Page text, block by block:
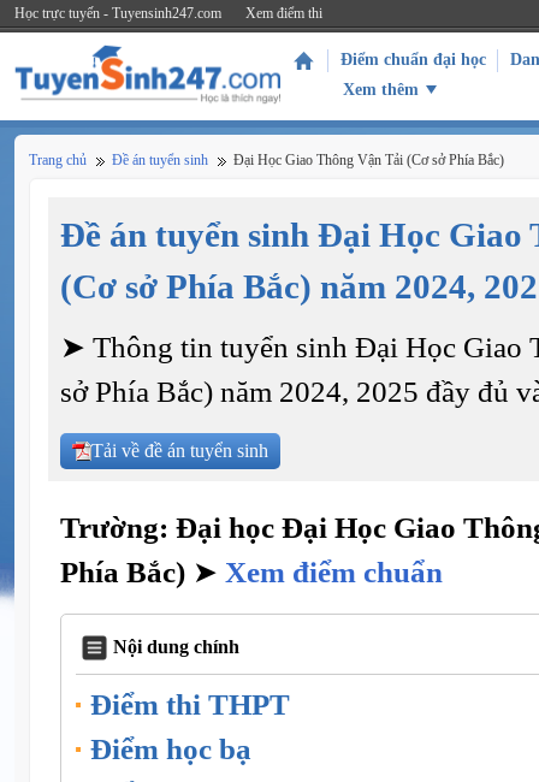
Học trực tuyến - Tuyensinh247.com Xem điểm thi
Điểm chuẩn đại học
Xem thêm
Trang chủ Đề án tuyển sinh Đại Học Giao Thông Vận Tải (Cơ sở Phía Bắc)
Đề án tuyển sinh Đại Học Giao
(Cơ sở Phía Bắc) năm 2024,
➤ Thông tin tuyển sinh Đại Học Giao
sở Phía Bắc) năm 2024, 2025 đầy đủ
Tải về đề án tuyển sinh
Trường: Đại học Đại Học Giao
Phía Bắc) ➤ Xem điểm chuẩn
Nội dung chính
Điểm thi THPT
Điểm học bạ